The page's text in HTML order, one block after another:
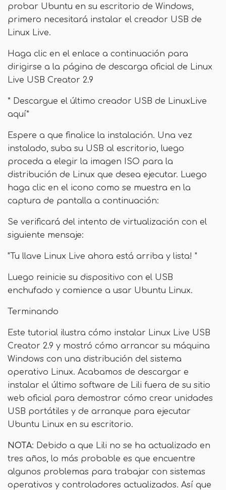
probar Ubuntu en su escritorio de Windows,
primero necesitará instalar el creador USB de
Linux Live.
Haga clic en el enlace a continuación para
dirigirse a la página de descarga oficial de Linux
Live USB Creator 2.9
* Descargue el último creador USB de LinuxLive
aquí*
Espere a que finalice la instalación. Una vez
instalado, suba su USB al escritorio, luego
proceda a elegir la imagen ISO para la
distribución de Linux que desea ejecutar. Luego
haga clic en el icono como se muestra en la
captura de pantalla a continuación:
Se verificará del intento de virtualización con el
siguiente mensaje:
"Tu llave Linux Live ahora está arriba y lista! "
Luego reinicie su dispositivo con el USB
enchufado y comience a usar Ubuntu Linux.
Terminando
Este tutorial ilustra cómo instalar Linux Live USB
Creator 2.9 y mostró cómo arrancar su máquina
Windows con una distribución del sistema
operativo Linux. Acabamos de descargar e
instalar el último software de Lili fuera de su sitio
web oficial para demostrar cómo crear unidades
USB portátiles y de arranque para ejecutar
Ubuntu Linux en su escritorio.
NOTA: Debido a que Lili no se ha actualizado en
tres años, lo más probable es que encuentre
algunos problemas para trabajar con sistemas
operativos y controladores actualizados. Así que